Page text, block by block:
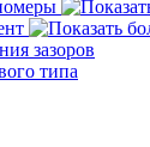
зазоров
типа